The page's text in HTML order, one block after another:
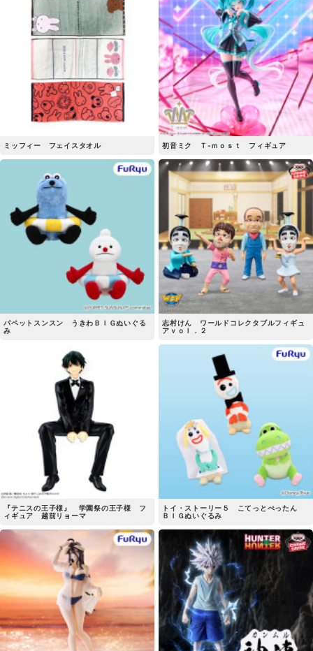
ミッフィー フェイスタオル 初音ミク Ｔ-ｍｏｓｔ フィギュア
パペットスンスン うきわＢＩＧぬいぐる
み
志村けん ワールドコレクタブルフィギュ
アｖｏｌ．２
『テニスの王子様』 学園祭の王子様 フ
ィギュア 越前リョーマ
トイ・ストーリー５ こてっとぺったん
ＢＩＧぬいぐるみ